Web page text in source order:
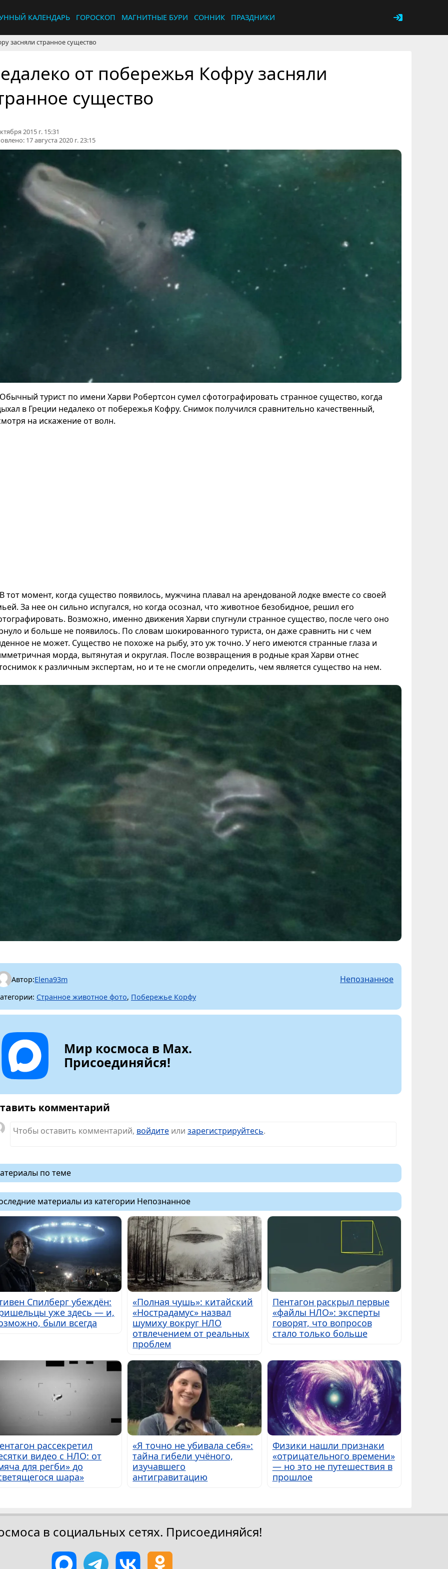
КАЛЕНДАРЬ ГОРОСКОП МАГНИТНЫЕ БУРИ СОННИК ПРАЗДНИКИ
засняли странное существо
от побережья Кофру засняли
существо
2015 г. 15:31
17 августа 2020 г. 23:15
Обычный турист по имени Харви Робертсон сумел сфотографировать странное существо, когда
в Греции недалеко от побережья Кофру. Снимок получился сравнительно качественный,
на искажение от волн.
В тот момент, когда существо появилось, мужчина плавал на арендованой лодке вместе со своей
За нее он сильно испугался, но когда осознал, что животное безобидное, решил его
Возможно, именно движения Харви спугнули странное существо, после чего оно
и больше не появилось. По словам шокированного туриста, он даже сравнить ни с чем
не может. Существо не похоже на рыбу, это уж точно. У него имеются странные глаза и
морда, вытянутая и округлая. После возвращения в родные края Харви отнес
к различным экспертам, но и те не смогли определить, чем является существо на нем.
Автор:Elena93m Непознанное
Странное животное фото, Побережье Корфу
Мир космоса в Max.
Присоединяйся!
комментарий
Чтобы оставить комментарий, войдите или зарегистрируйтесь.
по теме
материалы из категории Непознанное
Спилберг убеждён:
уже здесь — и,
были всегда
«Полная чушь»: китайский
«Нострадамус» назвал
шумиху вокруг НЛО
отвлечением от реальных
проблем
Пентагон раскрыл первые
«файлы НЛО»: эксперты
говорят, что вопросов
стало только больше
рассекретил
видео с НЛО: от
для регби» до
шара»
«Я точно не убивала себя»:
тайна гибели учёного,
изучавшего
антигравитацию
Физики нашли признаки
«отрицательного времени»
— но это не путешествия в
прошлое
в социальных сетях. Присоединяйся!